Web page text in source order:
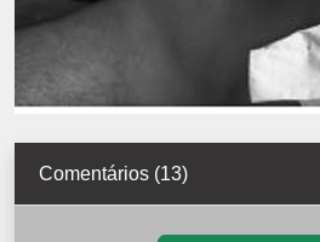
Comentários (13)